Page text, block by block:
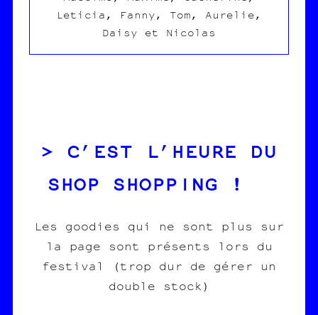
Leticia, Fanny, Tom, Aurelie,
Daisy et Nicolas
C’EST L’HEURE DU
SHOP SHOPPING !
Les goodies qui ne sont plus sur
la page sont présents lors du
festival (trop dur de gérer un
double stock)